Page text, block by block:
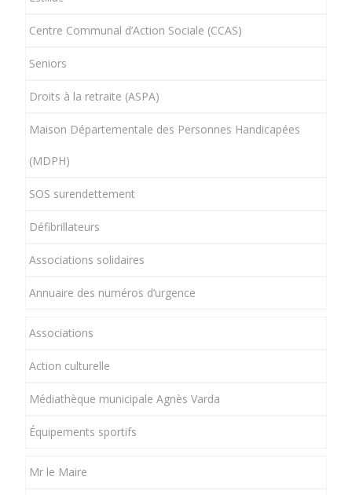
Centre Communal d’Action Sociale (CCAS)
Seniors
Droits à la retraite (ASPA)
Maison Départementale des Personnes Handicapées
(MDPH)
SOS surendettement
Défibrillateurs
Associations solidaires
Annuaire des numéros d’urgence
Associations
Action culturelle
Médiathèque municipale Agnès Varda
Équipements sportifs
Mr le Maire